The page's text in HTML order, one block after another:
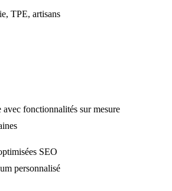
TPE, artisans
fonctionnalités sur mesure
SEO
personnalisé